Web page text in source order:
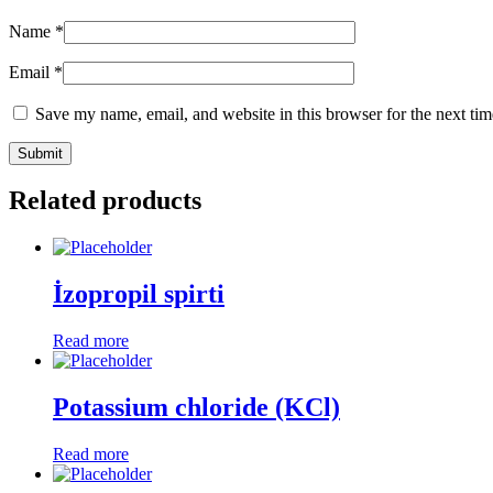
Name *
Email *
Save my name, email, and website in this browser for the next
Related products
İzopropil spirti
Read more
Potassium chloride (KCl)
Read more